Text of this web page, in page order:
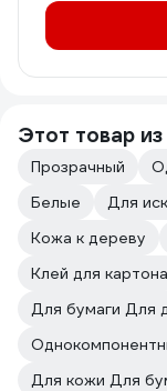
Этот товар
Прозрачный
Белые
Для
Кожа к дереву
Клей для картона
Для бумаги Для
Для кожи Для